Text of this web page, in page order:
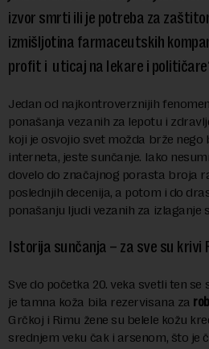
izvor smrti ili je potreba za
izmišljotina farmaceutskih
profit i uticaj na lekare i
Jedan od najkontroverznijih
ponašanja vezanih za lepotu i
koji je osvojio svet možda brže
interneta, jeste sunčanje. Iako
dovelo do značajnog porasta broja
poslednjih decenija, a potom i do
ponašanju ljudi vezanih za izlaganje
Istorija sunčanja – za sve su krivi
Sve do početka 20. veka svetli ten
je tamna koža bila rezervisana za
Grčkoj i Rimu žene su belele kožu
srednjem veku čak i arsenom, što je